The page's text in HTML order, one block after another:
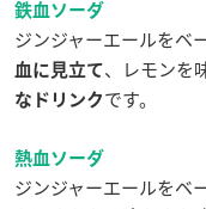
鉄血ソーダ
ジンジャーエールをベ
血に見立て、レモンを
なドリンク です。
熱血ソーダ
ジンジャーエールをベ